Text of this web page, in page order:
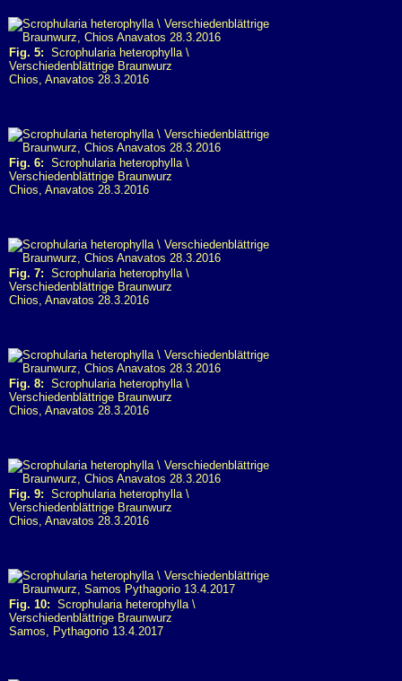
Fig. 5: Scrophularia heterophylla \
Verschiedenblättrige Braunwurz
Chios, Anavatos 28.3.2016
Fig. 6: Scrophularia heterophylla \
Verschiedenblättrige Braunwurz
Chios, Anavatos 28.3.2016
Fig. 7: Scrophularia heterophylla \
Verschiedenblättrige Braunwurz
Chios, Anavatos 28.3.2016
Fig. 8: Scrophularia heterophylla \
Verschiedenblättrige Braunwurz
Chios, Anavatos 28.3.2016
Fig. 9: Scrophularia heterophylla \
Verschiedenblättrige Braunwurz
Chios, Anavatos 28.3.2016
Fig. 10: Scrophularia heterophylla \
Verschiedenblättrige Braunwurz
Samos, Pythagorio 13.4.2017